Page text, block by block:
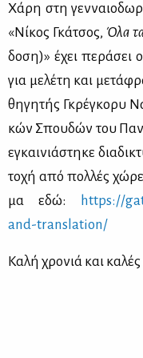
Χά­ρη στη
«Νί­κος Γκά­τσος, Όλα
δο­ση)» έχει πε­ρά­σει
για με­λέ­τη και
θη­γη­τής Γκρέ­γκο­ρυ
κών Σπου­δών του
εγκαι­νιά­στη­κε
το­χή από πολ­λές
μα εδώ:
https://​
and-​tra​nsla​tion/
Κα­λή χρο­νιά και